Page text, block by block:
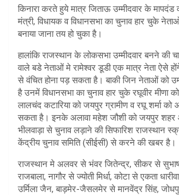
किनारा करते हुये मात्र जिताऊ उम्मीदवार के
मंत्री, विधायक व विधानसभा का चुनाव हार चुके
बनाया जाना तय हो चुका है।
हालांकि राजस्थान के लोकसभा उम्मीदवार बनने की
वाले बडे नेताओं मे रामेश्वर डूडी एक मात्र नेता ऐसे
से वंचित होना पड़ सकता है। बाकी जिन नेताओं को
है उनमें विधानसभा का चुनाव हार चुके रघूवीर मीणा
लालचंद कटारिया को जयपुर ग्रामीण व रघू शर्मा
सकता है। इनके अलावा महेश जौशी को जयपुर शहर
भीलवाड़ा से चुनाव लड़ाने की सिफारिश राजस्थान
केंद्रीय चुनाव समिति (सीईसी) से करने की खबर है।
राजस्थान मे अलवर से भंवर जितेन्द्र, सीकर से
राजबाला, नागौर से ज्योती मिर्धा, कोटा से एकता
उर्मिला जैन, बाड़मेर-जैसलमेर से मानवेंद्र सिंह,